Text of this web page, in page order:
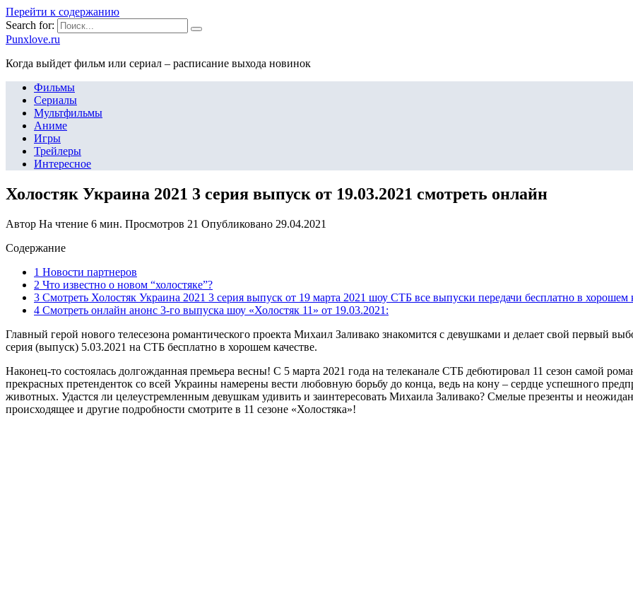
Перейти к содержанию
Search for:
Punxlove.ru
Когда выйдет фильм или сериал – расписание выхода новинок
Фильмы
Сериалы
Мультфильмы
Аниме
Игры
Трейлеры
Интересное
Холостяк Украина 2021 3 серия выпуск от 19.03.2021 смотреть онлайн
Автор На чтение 6 мин. Просмотров 21 Опубликовано 29.04.2021
Содержание
1 Новости партнеров
2 Что известно о новом “холостяке”?
3 Смотреть Холостяк Украина 2021 3 серия выпуск от 19 марта 2021 шоу СТБ все выпуски передачи бесплатно в хорошем
4 Смотреть онлайн анонс 3-го выпуска шоу «Холостяк 11» от 19.03.2021:
Главный герой нового телесезона романтического проекта Михаил Заливако знакомится с девушками и делает свой первый
серия (выпуск) 5.03.2021 на СТБ бесплатно в хорошем качестве.
Наконец-то состоялась долгожданная премьера весны! С 5 марта 2021 года на телеканале СТБ дебютировал 11 сезон самой
прекрасных претенденток со всей Украины намерены вести любовную борьбу до конца, ведь на кону – сердце успешного
животных. Удастся ли целеустремленным девушкам удивить и заинтересовать Михаила Заливако? Смелые презенты и
происходящее и другие подробности смотрите в 11 сезоне «Холостяка»!